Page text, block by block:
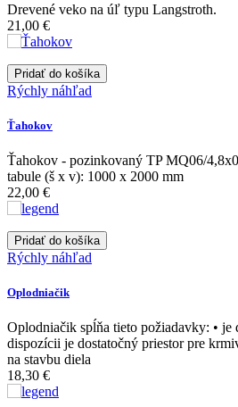
Drevené veko na úľ typu Langstroth.
21,00 €
Pridať do košíka
Rýchly náhľad
Ťahokov
Ťahokov - pozinkovaný TP MQ06/
tabule (š x v): 1000 x 2000 mm
22,00 €
Pridať do košíka
Rýchly náhľad
Oplodniačik
Oplodniačik spĺňa tieto požiadavky: • je
dispozícii je dostatočný priestor pre
na stavbu diela
18,30 €